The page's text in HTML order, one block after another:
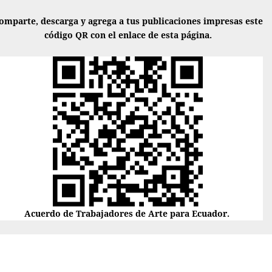
descarga y agrega a tus publicaciones impresas este
código QR con el enlace de esta página.
Acuerdo de Trabajadores de Arte para Ecuador.